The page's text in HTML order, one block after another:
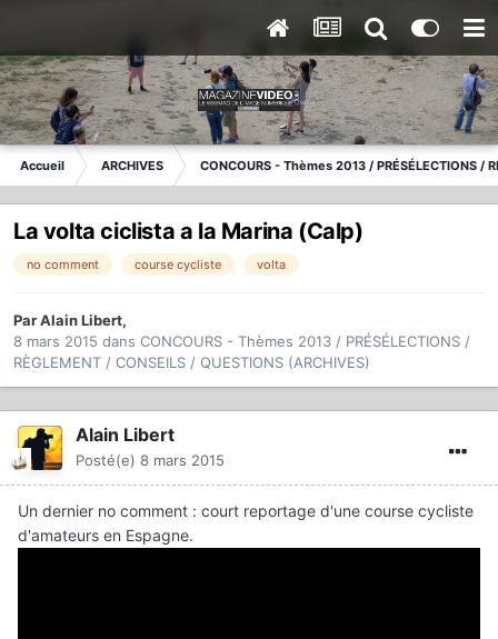
Accueil ARCHIVES CONCOURS - Thèmes 2013 / PRÉSÉLECTIONS /
La volta ciclista a la Marina (Calp)
no comment course cycliste volta
ParAlain Libert,
8 mars 2015 dans CONCOURS - Thèmes 2013 / PRÉSÉLECTIONS /
RÈGLEMENT / CONSEILS / QUESTIONS (ARCHIVES)
Alain Libert
Posté(e) 8 mars 2015
Un dernier no comment : court reportage d'une course cycliste
d'amateurs en Espagne.